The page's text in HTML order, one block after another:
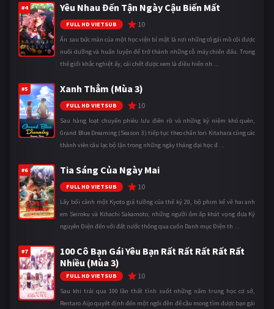
#4 Yêu Nhau Đến Tận Ngày Cậu Biến Mất
FULL HD VIETSUB 10
Ẩn sau bức màn của một học viện bí mật là nơi những cô gái mồ côi được
nuôi dưỡng và huấn luyện để trở thành những cỗ máy chiến đấu. Trong
thế giới khắc nghiệt ấy, cái chết được xem là điều hiển nh ...
#5 Xanh Thẳm (Mùa 3)
FULL HD VIETSUB 10
Sau hàng loạt chuyến phiêu lưu điên rồ và những kỷ niệm khó quên,
Grand Blue Dreaming (Season 3) tiếp tục theo chân Iori Kitahara cùng các
thành viên câu lạc bộ lặn trong những ngày tháng đại học đ ...
#6 Tia Sáng Của Ngày Mai
FULL HD VIETSUB 10
Lấy bối cảnh một Kyoto giả tưởng của thế kỷ 20, bộ phim kể về hai anh
em Seiroku và Kihachi Sakamoto, những người ôm ấp khát vọng đưa Kỷ
nguyên Điện đến với đất nước thông qua cuốn Danh mục Điện th ...
#7
100 Cô Bạn Gái Yêu Bạn Rất Rất Rất Rất Rất
Nhiều (Mùa 3)
FULL HD VIETSUB 10
Sau khi trải qua 100 lần thất tình suốt những năm trung học cơ sở,
Rentaro Aijo quyết định đến một ngôi đền để cầu mong tìm được bạn gái